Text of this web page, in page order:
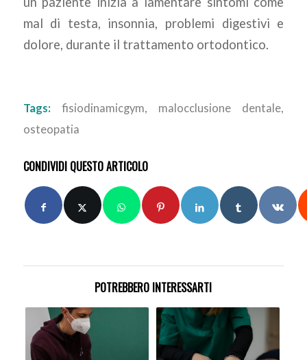
mal di testa, insonnia, problemi digestivi e
dolore, durante il trattamento ortodontico.
Tags: fisiodinamicgym, malocclusione dentale,
osteopatia
CONDIVIDI QUESTO ARTICOLO
POTREBBERO INTERESSARTI